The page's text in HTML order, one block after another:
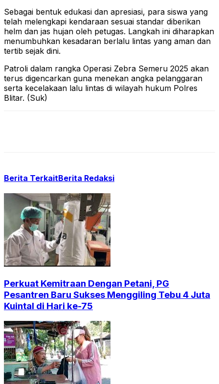
Sebagai bentuk edukasi dan apresiasi, para siswa yang
telah melengkapi kendaraan sesuai standar diberikan
helm dan jas hujan oleh petugas. Langkah ini diharapkan
menumbuhkan kesadaran berlalu lintas yang aman dan
tertib sejak dini.
Patroli dalam rangka Operasi Zebra Semeru 2025 akan
terus digencarkan guna menekan angka pelanggaran
serta kecelakaan lalu lintas di wilayah hukum Polres
Blitar. (Suk)
Berita TerkaitBerita Redaksi
Perkuat Kemitraan Dengan Petani, PG
Pesantren Baru Sukses Menggiling Tebu 4 Juta
Kuintal di Hari ke-75